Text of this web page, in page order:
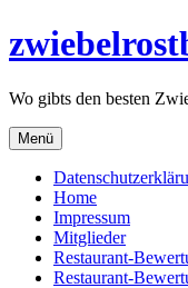
zum
Wo gibts den besten
Menü
Home
Impressum
Mitglieder
Restaurant-
Restaurant-